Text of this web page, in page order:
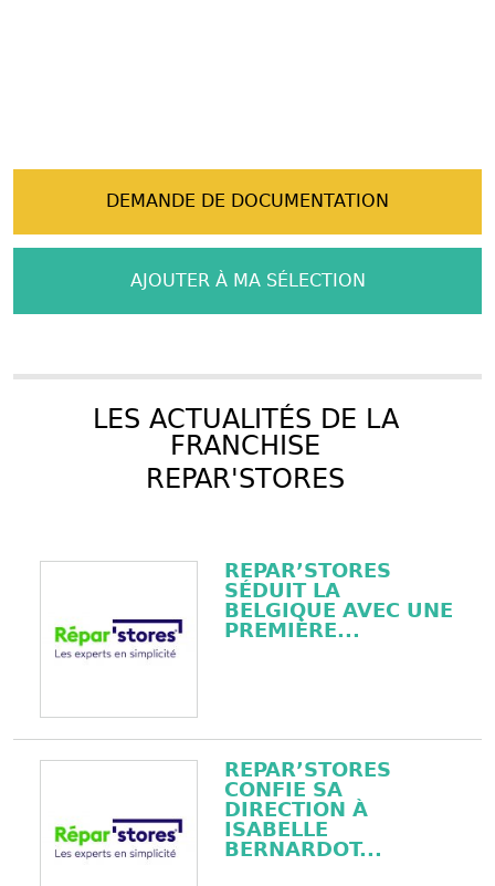
DEMANDE DE DOCUMENTATION
AJOUTER À MA SÉLECTION
LES ACTUALITÉS DE LA
FRANCHISE
REPAR'STORES
REPAR’STORES
SÉDUIT LA
BELGIQUE AVEC UNE
PREMIÈRE...
REPAR’STORES
CONFIE SA
DIRECTION À
ISABELLE
BERNARDOT...